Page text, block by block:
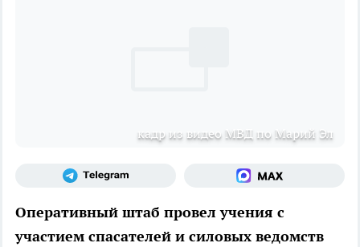
кадр из видео МВД по Марий Эл
Оперативный штаб провел учения с
участием спасателей и силовых ведомств